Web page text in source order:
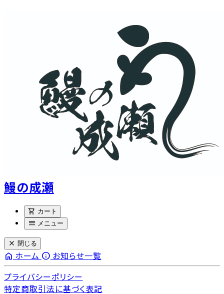
鰻の成瀬
shopping_cart カート
menu メニュー
close 閉じる
home ホーム info お知らせ一覧
プライバシーポリシー
特定商取引法に基づく表記